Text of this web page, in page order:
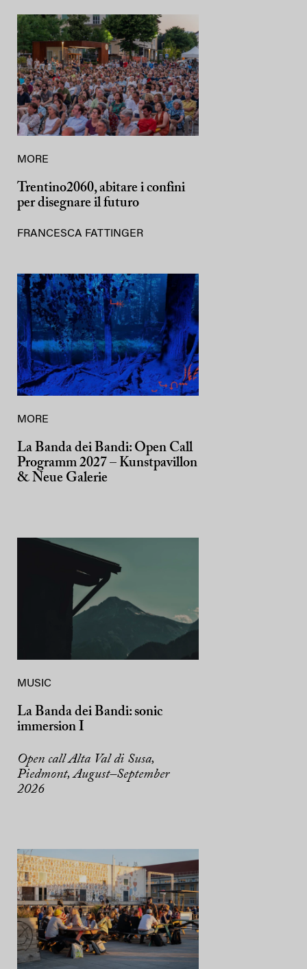
MORE
Trentino2060, abitare i confini
per disegnare il futuro
FRANCESCA FATTINGER
MORE
La Banda dei Bandi: Open Call
Programm 2027 – Kunstpavillon
& Neue Galerie
MUSIC
La Banda dei Bandi: sonic
immersion I
Open call Alta Val di Susa,
Piedmont, August–September
2026